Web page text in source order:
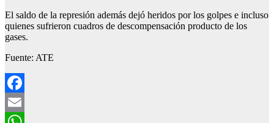
El saldo de la represión además dejó heridos por los golpes e incluso
quienes sufrieron cuadros de descompensación producto de los
gases.
Fuente: ATE
Facebook